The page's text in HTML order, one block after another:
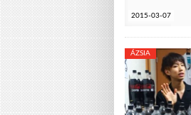
2015-03-07
ÁZSIA